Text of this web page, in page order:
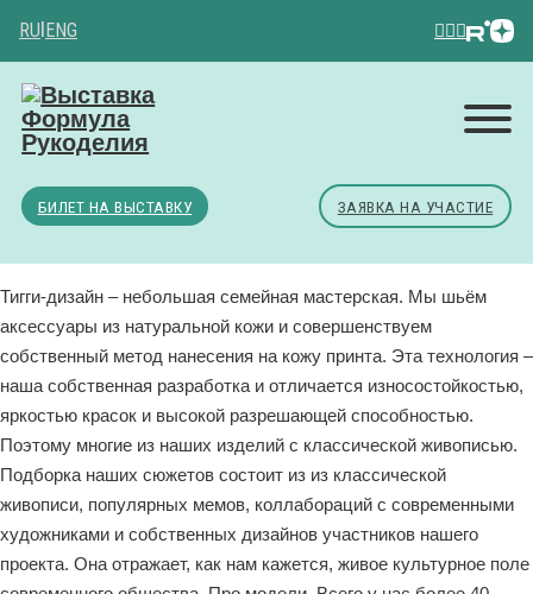
RU ENG
БИЛЕТ НА ВЫСТАВКУ ЗАЯВКА НА УЧАСТИЕ
Тигги-дизайн – небольшая семейная мастерская. Мы шьём
аксессуары из натуральной кожи и совершенствуем
собственный метод нанесения на кожу принта. Эта технология –
наша собственная разработка и отличается износостойкостью,
яркостью красок и высокой разрешающей способностью.
Поэтому многие из наших изделий с классической живописью.
Подборка наших сюжетов состоит из из классической
живописи, популярных мемов, коллабораций с современными
художниками и собственных дизайнов участников нашего
проекта. Она отражает, как нам кажется, живое культурное поле